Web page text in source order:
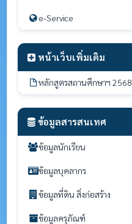
e-Service
หน้าเว็บเพิ่มเติม
หลักสูตรสถานศึกษาฯ 2568
ข้อมูลสารสนเทศ
ข้อมูลนักเรียน
ข้อมูลบุคลากร
ข้อมูลที่ดิน สิ่งก่อสร้าง
ข้อมูลครุภัณฑ์